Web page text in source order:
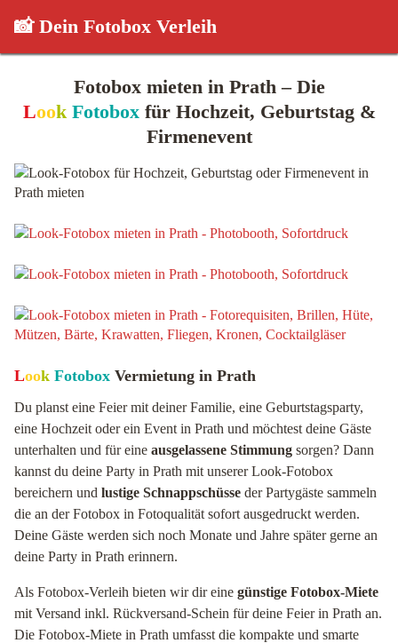
📸 Dein Fotobox Verleih
Fotobox mieten in Prath – Die
Look Fotoboxfür Hochzeit, Geburtstag &
Firmenevent
Look Fotobox Vermietung in Prath
Du planst eine Feier mit deiner Familie, eine Geburtstagsparty,
eine Hochzeit oder ein Event in Prath und möchtest deine Gäste
unterhalten und für eine ausgelassene Stimmung sorgen? Dann
kannst du deine Party in Prath mit unserer Look-Fotobox
bereichern und lustige Schnappschüsse der Partygäste sammeln
die an der Fotobox in Fotoqualität sofort ausgedruckt werden.
Deine Gäste werden sich noch Monate und Jahre später gerne an
deine Party in Prath erinnern.
Als Fotobox-Verleih bieten wir dir eine günstige Fotobox-Miete
mit Versand inkl. Rückversand-Schein für deine Feier in Prath an.
Die Fotobox-Miete in Prath umfasst die kompakte und smarte